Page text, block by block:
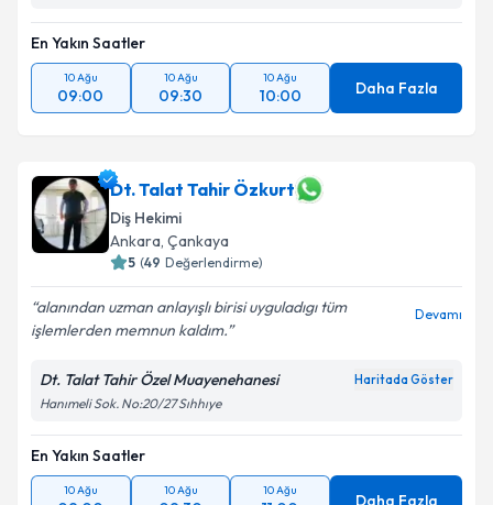
En Yakın Saatler
10 Ağu
09:00
10 Ağu
09:30
10 Ağu
10:00 Daha Fazla
Dt. Talat Tahir Özkurt
Diş Hekimi
Ankara, Çankaya
5 (49 Değerlendirme)
alanından uzman anlayışlı birisi uyguladıgı tüm
işlemlerden memnun kaldım.
Devamı
Dt. Talat Tahir Özel Muayenehanesi Haritada Göster
Hanımeli Sok. No:20/27 Sıhhıye
En Yakın Saatler
10 Ağu 10 Ağu 10 Ağu
Daha Fazla